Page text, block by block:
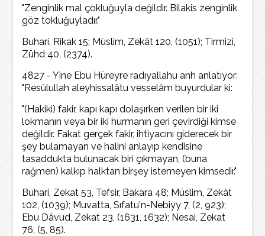
"Zenginlik mal çokluğuyla değildir. Bilakis zenginlik
göz tokluğuyladır."
Buhari, Rikak 15; Müslim, Zekât 120, (1051); Tirmizi,
Zühd 40, (2374).
4827 - Yine Ebu Hüreyre radıyallahu anh anlatıyor:
"Resûlullah aleyhissalâtu vesselâm buyurdular ki:
"(Hakiki) fakir, kapı kapı dolaşırken verilen bir iki
lokmanın veya bir iki hurmanın geri çevirdiği kimse
değildir. Fakat gerçek fakir, ihtiyacını giderecek bir
şey bulamayan ve halini anlayıp kendisine
tasaddukta bulunacak biri çıkmayan, (buna
rağmen) kalkıp halktan birşey istemeyen kimsedir."
Buhari, Zekat 53, Tefsir, Bakara 48; Müslim, Zekât
102, (1039); Muvatta, Sıfatu'n-Nebiyy 7, (2, 923);
Ebu Dâvud, Zekat 23, (1631, 1632); Nesai, Zekat
76, (5, 85).